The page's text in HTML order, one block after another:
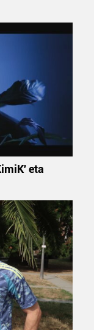
cookie-
eta
hori
Gehiago
eta